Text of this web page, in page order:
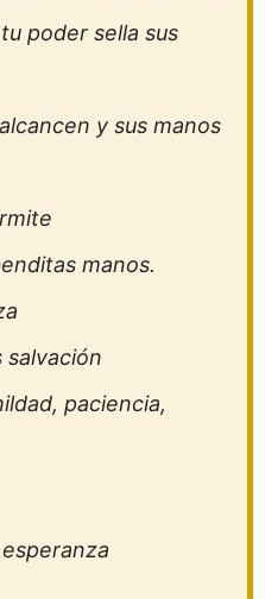
poder sella sus
y sus manos
manos.
salvación
paciencia,